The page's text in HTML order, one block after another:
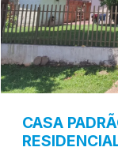
CASA